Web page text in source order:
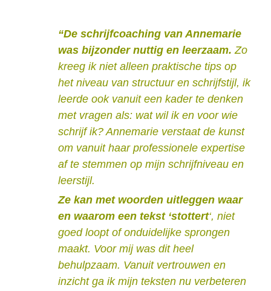
“De schrijfcoaching van Annemarie
was bijzonder nuttig en leerzaam.Zo
kreeg ik niet alleen praktische tips op
het niveau van structuur en schrijfstijl, ik
leerde ook vanuit een kader te denken
met vragen als: wat wil ik en voor wie
schrijf ik? Annemarie verstaat de kunst
om vanuit haar professionele expertise
af te stemmen op mijn schrijfniveau en
leerstijl.
Ze kan met woorden uitleggen waar
en waarom een tekst ‘stottert‘, niet
goed loopt of onduidelijke sprongen
maakt. Voor mij was dit heel
behulpzaam. Vanuit vertrouwen en
inzicht ga ik mijn teksten nu verbeteren